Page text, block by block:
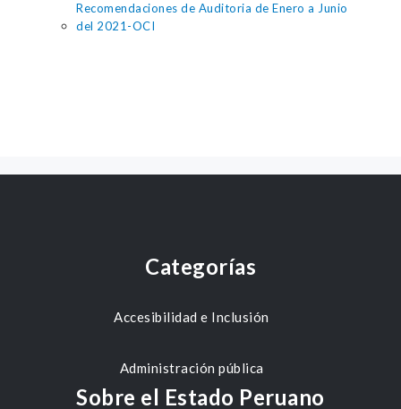
Recomendaciones de Auditoria de Enero a Junio
del 2021-OCI
Categorías
Accesibilidad e Inclusión
Administración pública
Sobre el Estado Peruano